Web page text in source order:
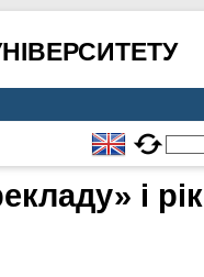
і рік